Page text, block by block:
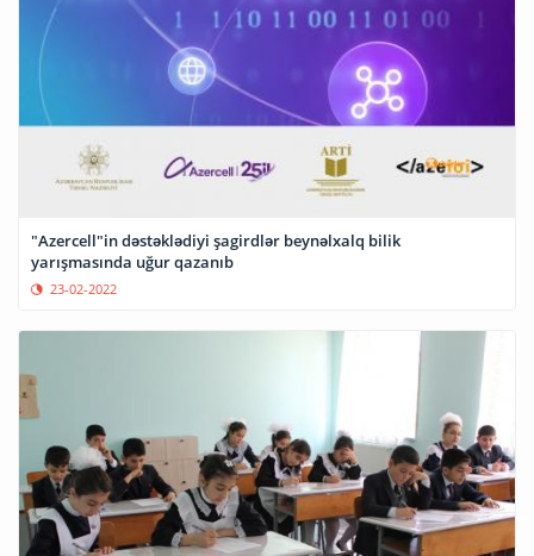
"Azercell"in dəstəklədiyi şagirdlər beynəlxalq bilik
yarışmasında uğur qazanıb
23-02-2022